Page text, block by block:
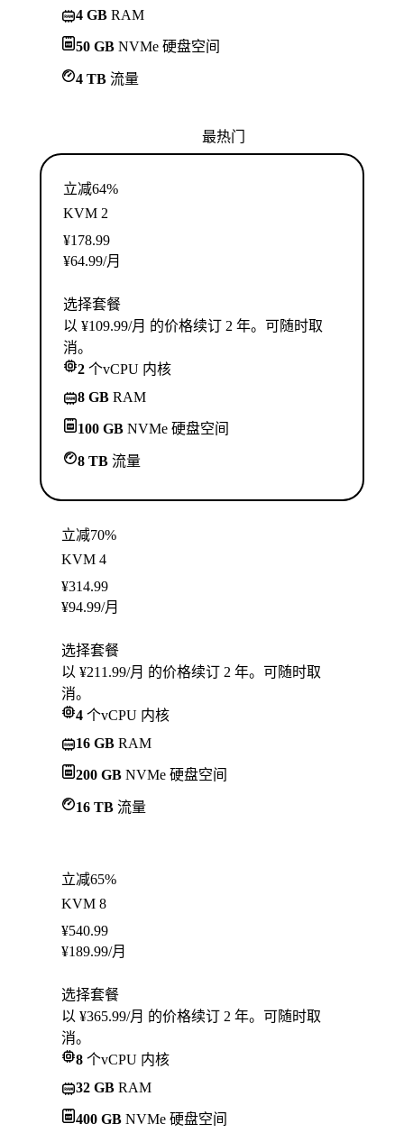
4 GB RAM
50 GB NVMe 硬盘空间
4 TB 流量
最热门
立减64%
KVM 2
¥178.99
¥64.99/月
选择套餐
以 ¥109.99/月 的价格续订 2 年。可随时取
消。
2 个vCPU 内核
8 GB RAM
100 GB NVMe 硬盘空间
8 TB 流量
立减70%
KVM 4
¥314.99
¥94.99/月
选择套餐
以 ¥211.99/月 的价格续订 2 年。可随时取
消。
4 个vCPU 内核
16 GB RAM
200 GB NVMe 硬盘空间
16 TB 流量
立减65%
KVM 8
¥540.99
¥189.99/月
选择套餐
以 ¥365.99/月 的价格续订 2 年。可随时取
消。
8 个vCPU 内核
32 GB RAM
400 GB NVMe 硬盘空间